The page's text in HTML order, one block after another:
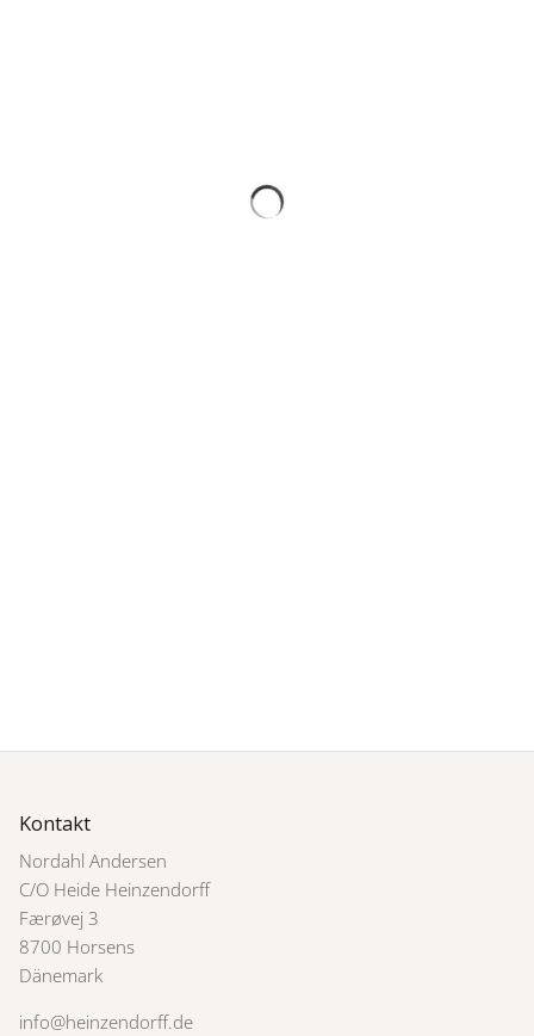
Kontakt
Nordahl Andersen
C/O Heide Heinzendorff
Færøvej 3
8700 Horsens
Dänemark
info@heinzendorff.de